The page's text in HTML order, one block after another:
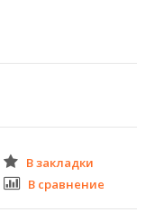
В закладки
В сравнение